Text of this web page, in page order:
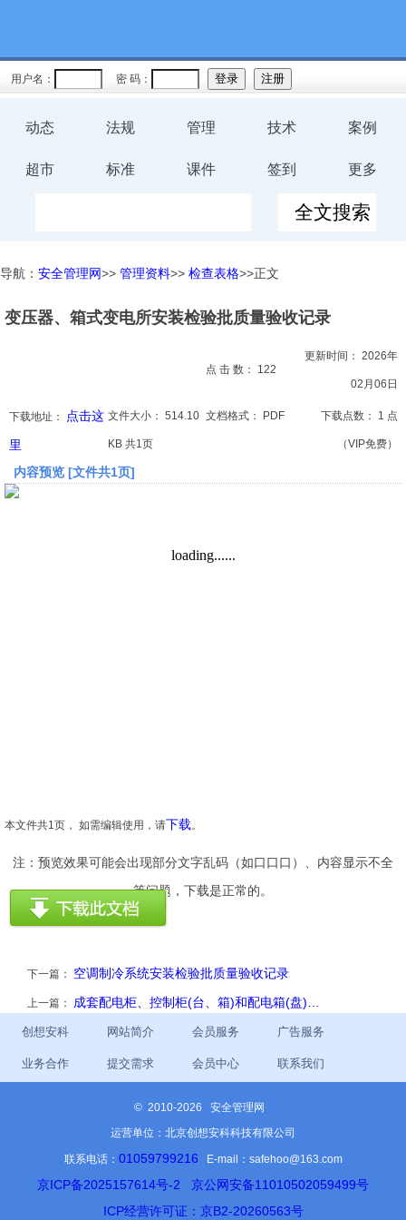
用户名： 密 码：
动态 法规 管理 技术 案例
超市 标准 课件 签到 更多
规程
预案
评价
生
环保
论文
导航： 安全管理网>> 管理资料>> 检查表格>>正文
变压器、箱式变电所安装检验批质量验收记录
点 击 数： 122
更新时间： 2026年
02月06日
下载地址：
点击这
里
文件大小： 514.10
KB 共1页
文档格式： PDF 下载点数： 1 点
（VIP免费）
内容预览 [文件共1页]
本文件共1页， 如需编辑使用，请下载。
注：预览效果可能会出现部分文字乱码（如口口口）、内容显示不全
等问题，下载是正常的。
下一篇： 空调制冷系统安装检验批质量验收记录
上一篇： 成套配电柜、控制柜(台、箱)和配电箱(盘)…
创想安科 网站简介 会员服务 广告服务
业务合作 提交需求 会员中心 联系我们
© 2010-2026 安全管理网
运营单位：北京创想安科科技有限公司
联系电话： 01059799216 E-mail：safehoo@163.com
京ICP备2025157614号-2
京公网安备11010502059499号
ICP经营许可证：京B2-20260563号